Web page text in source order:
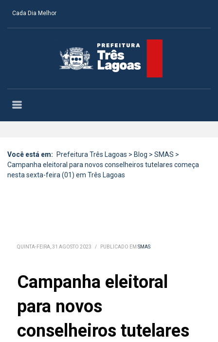
Cada Dia Melhor
Você está em: Prefeitura Três Lagoas > Blog > SMAS >
Campanha eleitoral para novos conselheiros tutelares começa
nesta sexta-feira (01) em Três Lagoas
QUINTA-FEIRA, 31 AGOSTO 2023 / PUBLICADO EM SMAS
Campanha eleitoral
para novos
conselheiros tutelares